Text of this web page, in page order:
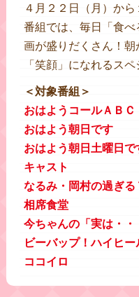
４月２２日（月）か
番組では、毎日「食
画が盛りだくさん！
「笑顔」になれるス
＜対象番組＞
おはようコールＡＢＣ
おはよう朝日です
おはよう朝日土曜日で
キャスト
なるみ・岡村の過ぎる
相席食堂
今ちゃんの「実は・・
ビーバップ！ハイヒー
ココイロ